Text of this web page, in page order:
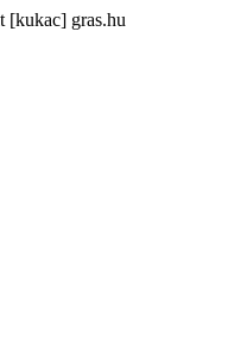
[kukac] gras.hu